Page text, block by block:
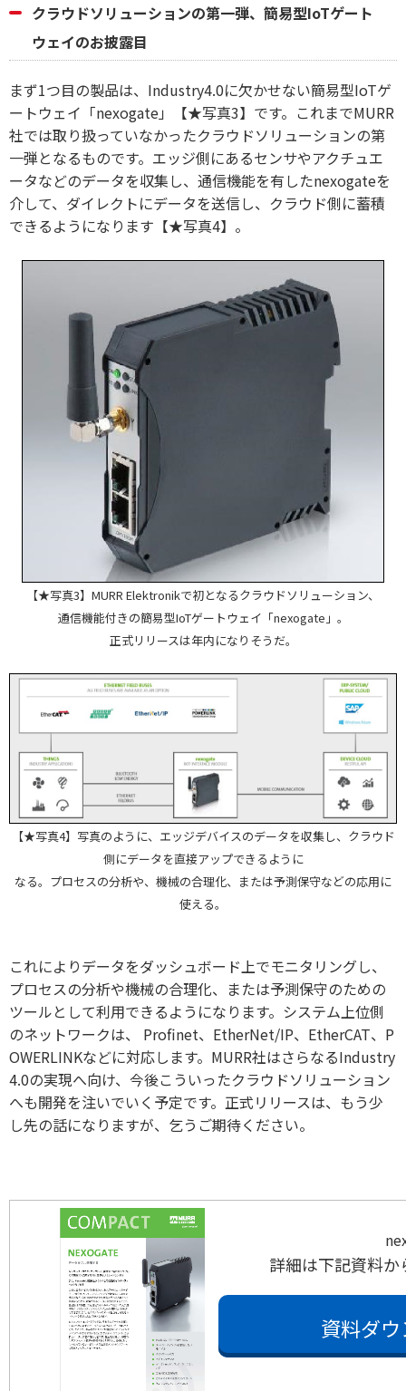
クラウドソリューションの第一弾、簡易型IoTゲート
ウェイのお披露目
まず1つ目の製品は、Industry4.0に欠かせない簡易型IoTゲ
ートウェイ「nexogate」【★写真3】です。これまでMURR
社では取り扱っていなかったクラウドソリューションの第
一弾となるものです。エッジ側にあるセンサやアクチュエ
ータなどのデータを収集し、通信機能を有したnexogateを
介して、ダイレクトにデータを送信し、クラウド側に蓄積
できるようになります【★写真4】。
【★写真3】MURR Elektronikで初となるクラウドソリューション、
通信機能付きの簡易型IoTゲートウェイ「nexogate」。
正式リリースは年内になりそうだ。
【★写真4】写真のように、エッジデバイスのデータを収集し、クラウド
側にデータを直接アップできるように
なる。プロセスの分析や、機械の合理化、または予測保守などの応用に
使える。
これによりデータをダッシュボード上でモニタリングし、
プロセスの分析や機械の合理化、または予測保守のための
ツールとして利用できるようになります。システム上位側
のネットワークは、 Profinet、EtherNet/IP、EtherCAT、P
OWERLINKなどに対応します。MURR社はさらなるIndustry
4.0の実現へ向け、今後こういったクラウドソリューション
へも開発を注いでいく予定です。正式リリースは、もう少
し先の話になりますが、乞うご期待ください。
詳細は下記資料
資料ダ